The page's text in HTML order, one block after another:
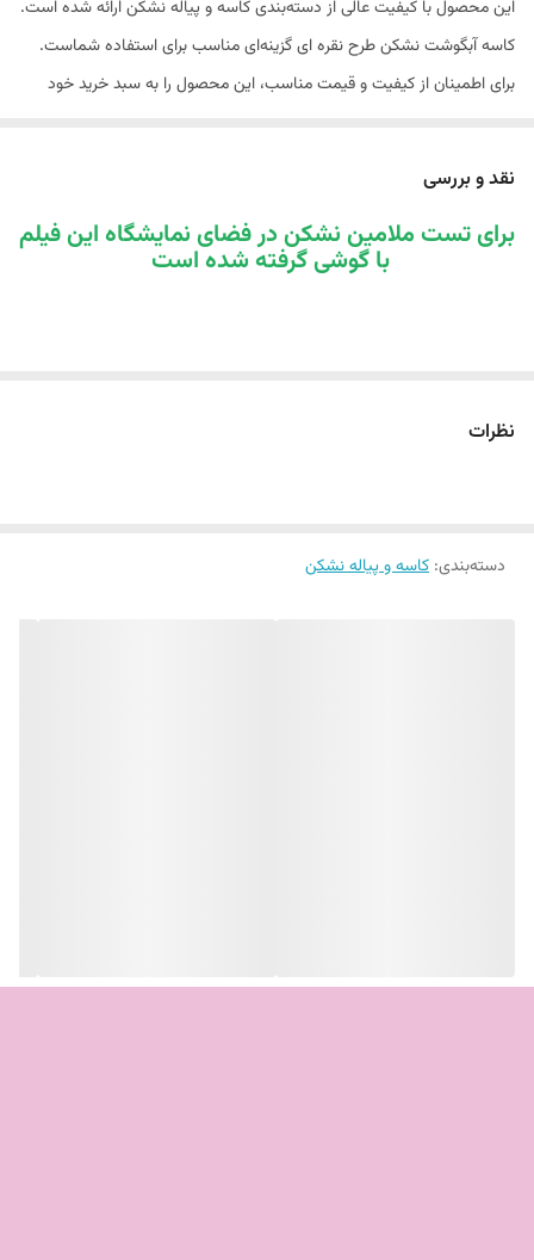
این محصول با کیفیت عالی از دسته‌بندی کاسه و پیاله نشکن ارائه شده است.
کاسه آبگوشت نشکن طرح نقره ای گزینه‌ای مناسب برای استفاده شماست.
برای اطمینان از کیفیت و قیمت مناسب، این محصول را به سبد خرید خود
نقد و بررسی
برای تست ملامین نشکن در فضای نمایشگاه این فیلم
با گوشی گرفته شده است
نظرات
دسته‌بندی: کاسه و پیاله نشکن